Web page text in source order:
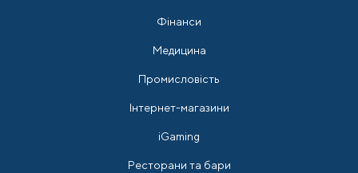
Фінанси
Медицина
Промисловість
Інтернет-магазини
iGaming
Ресторани та бари